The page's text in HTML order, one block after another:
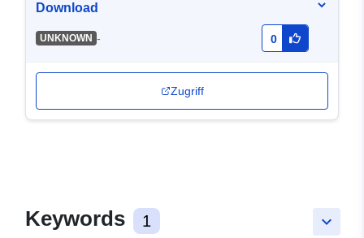
Download
UNKNOWN - 0
Zugriff
keyboard_arrow_down
Keywords 1